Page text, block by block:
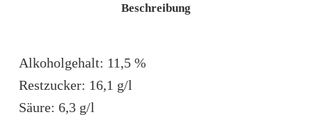
Beschreibung
Alkoholgehalt: 11,5 %
Restzucker: 16,1 g/l
Säure: 6,3 g/l